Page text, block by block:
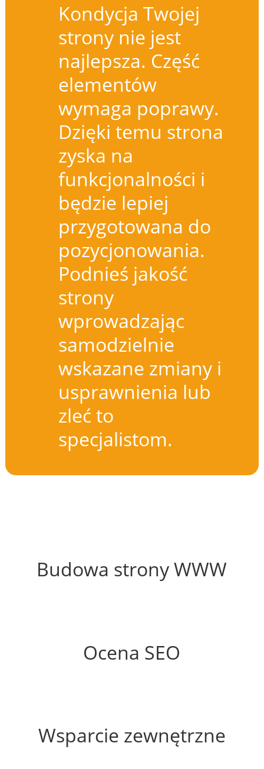
Kondycja Twojej
strony nie jest
najlepsza. Część
elementów
wymaga poprawy.
Dzięki temu strona
zyska na
funkcjonalności i
będzie lepiej
przygotowana do
pozycjonowania.
Podnieś jakość
strony
wprowadzając
samodzielnie
wskazane zmiany i
usprawnienia lub
zleć to
specjalistom.
Budowa strony WWW
Ocena SEO
Wsparcie zewnętrzne